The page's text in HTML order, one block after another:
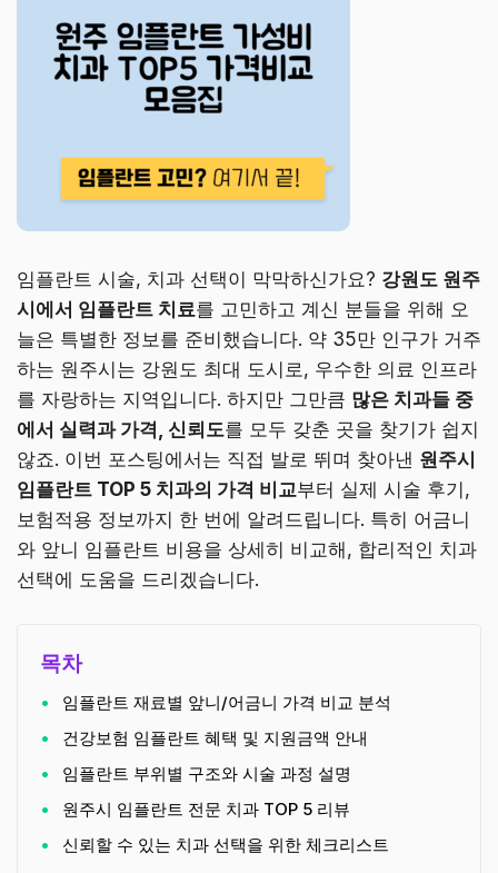
임플란트 시술, 치과 선택이 막막하신가요? 강원도 원주
시에서 임플란트 치료를 고민하고 계신 분들을 위해 오
늘은 특별한 정보를 준비했습니다. 약 35만 인구가 거주
하는 원주시는 강원도 최대 도시로, 우수한 의료 인프라
를 자랑하는 지역입니다. 하지만 그만큼 많은 치과들 중
에서 실력과 가격, 신뢰도를 모두 갖춘 곳을 찾기가 쉽지
않죠. 이번 포스팅에서는 직접 발로 뛰며 찾아낸 원주시
임플란트 TOP 5 치과의 가격 비교부터 실제 시술 후기,
보험적용 정보까지 한 번에 알려드립니다. 특히 어금니
와 앞니 임플란트 비용을 상세히 비교해, 합리적인 치과
선택에 도움을 드리겠습니다.
목차
임플란트 재료별 앞니/어금니 가격 비교 분석
건강보험 임플란트 혜택 및 지원금액 안내
임플란트 부위별 구조와 시술 과정 설명
원주시 임플란트 전문 치과 TOP 5 리뷰
신뢰할 수 있는 치과 선택을 위한 체크리스트